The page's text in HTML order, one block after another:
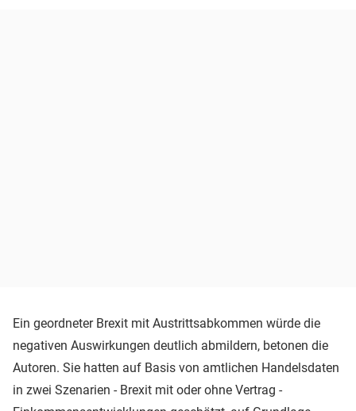
Ein geordneter Brexit mit Austrittsabkommen würde die
negativen Auswirkungen deutlich abmildern, betonen die
Autoren. Sie hatten auf Basis von amtlichen Handelsdaten
in zwei Szenarien - Brexit mit oder ohne Vertrag -